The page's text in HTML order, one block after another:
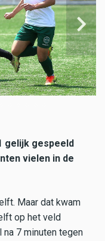
gelijk gespeeld
vielen in de
Maar dat kwam
op het veld
na 7 minuten tegen